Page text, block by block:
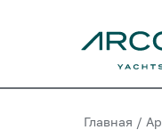
Главная /